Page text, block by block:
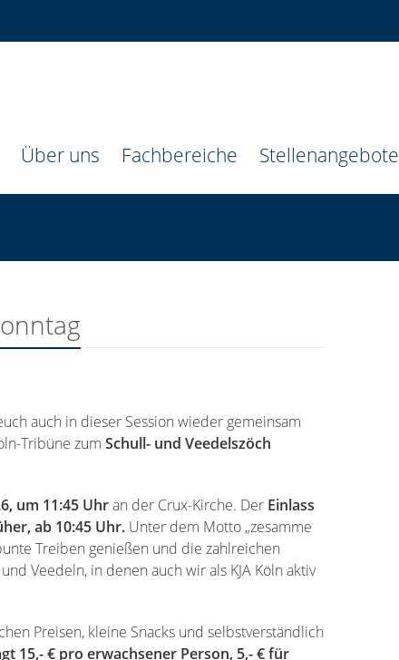
Über uns Fachbereiche Stellenangebote
auch in dieser Session wieder gemeinsam
Tribüne zum Schull- und Veedelszöch
um 11:45 Uhran der Crux-Kirche. Der Einlass
ab 10:45 Uhr. Unter dem Motto „zesamme
Treiben genießen und die zahlreichen
Veedeln, in denen auch wir als KJA Köln aktiv
Preisen, kleine Snacks und selbstverständlich
15,- € pro erwachsener Person, 5,- € für